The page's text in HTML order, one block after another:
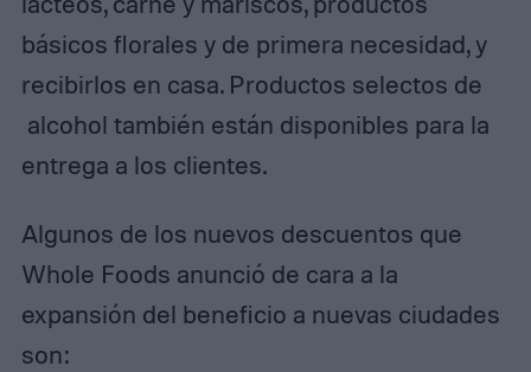
básicos florales y de primera necesidad, y
recibirlos en casa. Productos selectos de
alcohol también están disponibles para la
entrega a los clientes.
Algunos de los nuevos descuentos que
Whole Foods anunció de cara a la
expansión del beneficio a nuevas ciudades
son: